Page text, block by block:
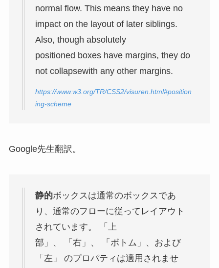
normal flow. This means they have no
impact on the layout of later siblings.
Also, though absolutely
positioned boxes have margins, they do
not collapsewith any other margins.
https://www.w3.org/TR/CSS2/visuren.html#position
ing-scheme
Google先生翻訳。
静的ボックスは通常のボックスであ
り、通常のフローに従ってレイアウト
されています。 「上
部」、 「右」、 「ボトム」、および
「左」 のプロパティは適用されませ